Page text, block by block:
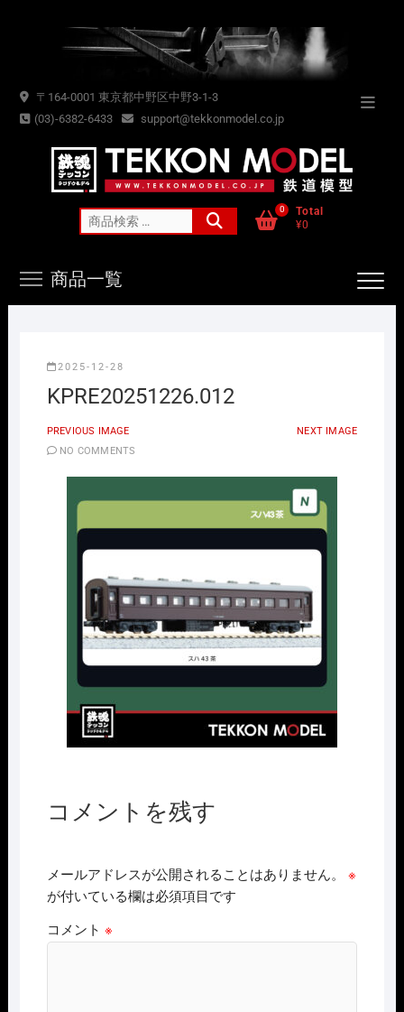
〒164-0001 東京都中野区中野3-1-3
(03)-6382-6433
support@tekkonmodel.co.jp
索
0
Total
¥0
商品一覧
2025-12-28
KPRE20251226.012
PREVIOUS IMAGE
NEXT IMAGE
NO COMMENTS
コメントを残す
メールアドレスが公開されることはありません。
※
が付いている欄は必須項目です
コメント ※